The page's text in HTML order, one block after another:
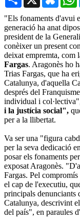
"Els fonaments d'avui
generació ha anat
president de la
conèixer un present
deixat empremta, com
Fargas. Aragonès ho
Trias Fargas, que ha
Catalunya, d'aquella
després del
individual i
i la justícia social",
per a la llibertat.
Va ser una "figura
per la seva dedicació
posar els fonaments
exposat Aragonès.
Fargas. Pel
el cap de l'executiu,
principals denunciants
Catalunya, descrivint
del país", en paraules